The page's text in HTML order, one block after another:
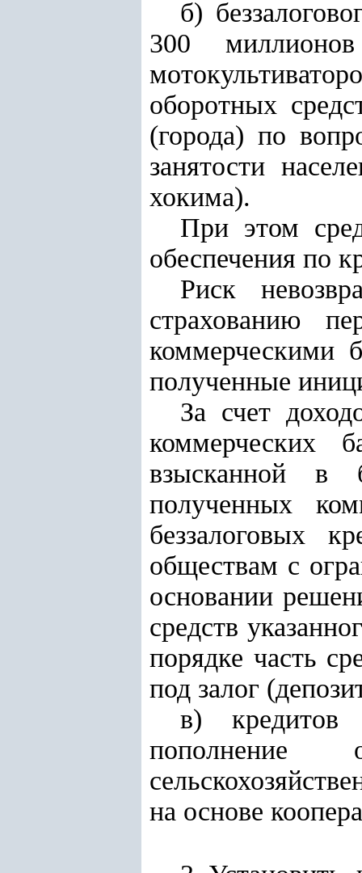
б)
300
оборотных
(города) по
занятости
хокима).
При этом
обеспечения по
Риск
страхованию
коммерческими
полученные
За счет
коммерческих
взысканной в
полученных
беззалоговых
обществам с
основании
средств
порядке часть
под залог
в) кредитов
пополнение
на основе